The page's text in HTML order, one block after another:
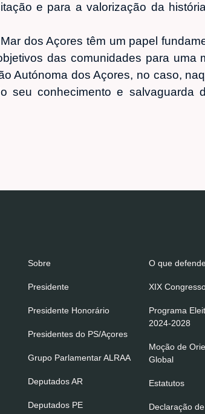
e para a valorização da
dos Açores têm um papel
das comunidades para uma
Autónoma dos Açores, no caso,
seu conhecimento e salvaguarda
Sobre
Presidente
Presidente Honorário
Presidentes do PS/Açores
Grupo Parlamentar ALRAA
Deputados AR
Deputados PE
O que
XIX
Programa
2024-2028
Moção de
Global
Estatutos
Declaração